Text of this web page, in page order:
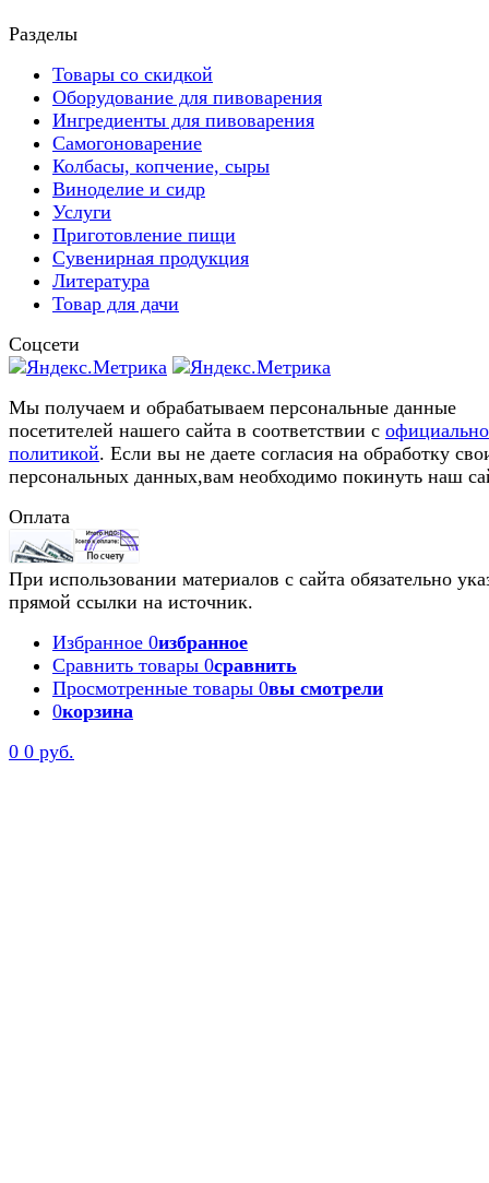
Разделы
Товары со скидкой
Оборудование для пивоварения
Ингредиенты для пивоварения
Самогоноварение
Колбасы, копчение, сыры
Виноделие и сидр
Услуги
Приготовление пищи
Сувенирная продукция
Литература
Товар для дачи
Соцсети
Мы получаем и обрабатываем персональные данные
посетителей нашего сайта в соответствии с
политикой. Если вы не даете согласия на обработку
персональных данных,вам необходимо покинуть наш
Оплата
При использовании материалов с сайта обязательно
прямой ссылки на источник.
Избранное 0избранное
Сравнить товары 0сравнить
Просмотренные товары 0вы смотрели
0корзина
0 0 руб.